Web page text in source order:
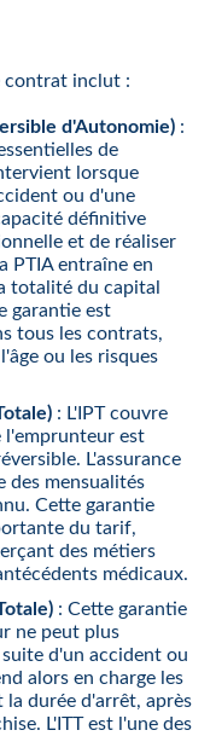
contrat inclut :
d'Autonomie) :
de
lorsque
ou d'une
définitive
et de réaliser
PTIA entraîne en
totalité du capital
garantie est
tous les contrats,
ou les risques
: L'IPT couvre
l'emprunteur est
L'assurance
des mensualités
Cette garantie
du tarif,
des métiers
médicaux.
: Cette garantie
ne peut plus
d'un accident ou
alors en charge les
durée d'arrêt, après
L'ITT est l'une des